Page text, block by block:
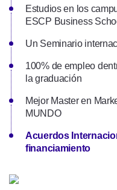
Estudios en los
ESCP Business
Un Seminario
100% de empleo
la graduación
Mejor Master en
MUNDO
Acuerdos
financiamiento